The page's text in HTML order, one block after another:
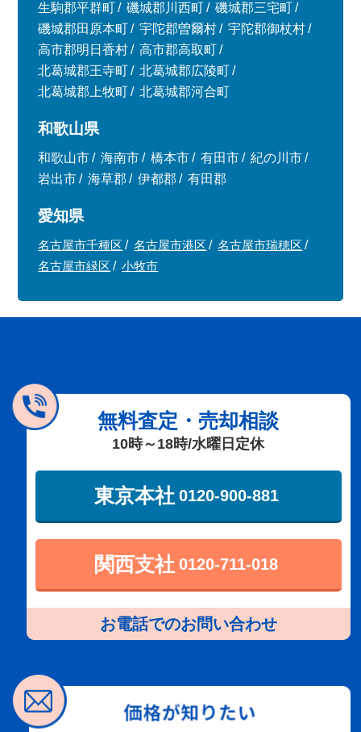
生駒郡平群町
磯城郡川西町
磯城郡三宅町
磯城郡田原本町
宇陀郡曽爾村
宇陀郡御杖村
高市郡明日香村
高市郡高取町
北葛城郡王寺町
北葛城郡広陵町
北葛城郡上牧町
北葛城郡河合町
和歌山県
和歌山市 海南市 橋本市 有田市
紀の川市
岩出市
海草郡 伊都郡 有田郡
愛知県
名古屋市千種区 名古屋市港区
名古屋市瑞穂区
名古屋市緑区
小牧市
無料査定・売却相談
10時～18時/水曜日定休
東京本社 0120-900-881
関西支社 0120-711-018
お電話でのお問い合わせ